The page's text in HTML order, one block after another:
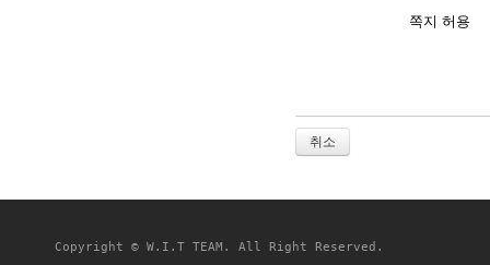
쪽지 허용
취소
Copyright © W.I.T TEAM. All Right Reserved.